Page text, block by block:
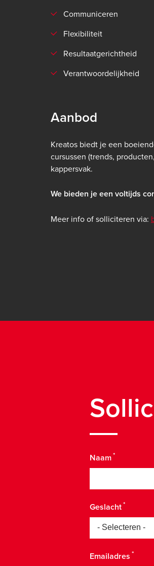
Communiceren
Flexibiliteit
Resultaatgerichtheid
Verantwoordelijkheid
Aanbod
Kreatos biedt je een
cursussen (trends,
kappersvak.
We bieden je een voltijds
Meer info of solliciteren via:
Naam
Geslacht
Emailadres